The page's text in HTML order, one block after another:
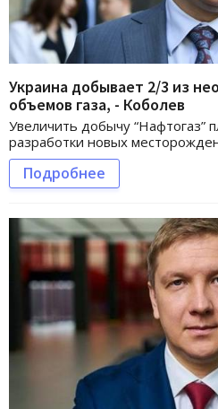
Украина добывает 2/3 из
объемов газа, - Коболев
Увеличить добычу “Нафтогаз”
разработки новых
Подробнее